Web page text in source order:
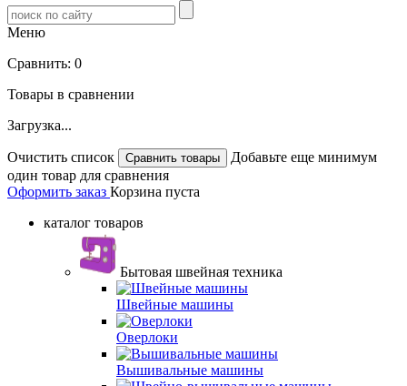
Меню
Сравнить: 0
Товары в сравнении
Загрузка...
Очистить список
Добавьте еще минимум
один товар для сравнения
Оформить заказ Корзина пуста
каталог товаров
Бытовая швейная техника
Швейные машины
Оверлоки
Вышивальные машины